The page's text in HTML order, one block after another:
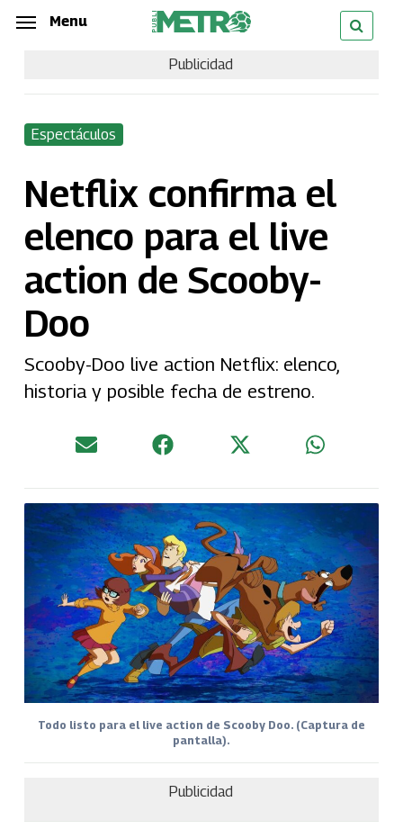
Skip
content
Menu
Publicidad
Espectáculos
Netflix confirma el
elenco para el live
action de Scooby-
Doo
Scooby-Doo live action Netflix: elenco,
historia y posible fecha de estreno.
Todo listo para el live action de Scooby Doo. (Captura de
pantalla).
Publicidad
Menu